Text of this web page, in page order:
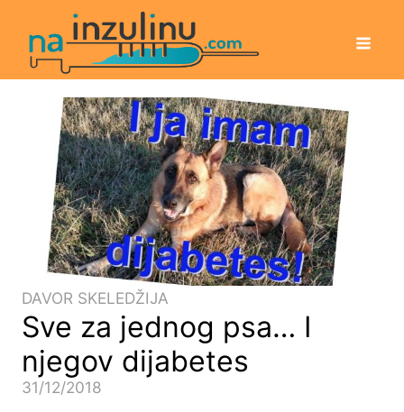
DAVOR SKELEDŽIJA
Sve za jednog psa… I
njegov dijabetes
31/12/2018